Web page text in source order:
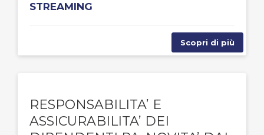
STREAMING
Scopri di più
RESPONSABILITA’ E
ASSICURABILITA’ DEI